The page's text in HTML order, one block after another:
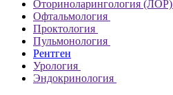
Оториноларингология (ЛОР)
Офтальмология
Проктология
Пульмонология
Рентген
Урология
Эндокринология